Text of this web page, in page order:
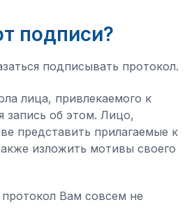
подписи?
подписывать протокол.
лица, привлекаемого к
запись об этом. Лицо,
представить прилагаемые к
изложить мотивы своего
Вам совсем не